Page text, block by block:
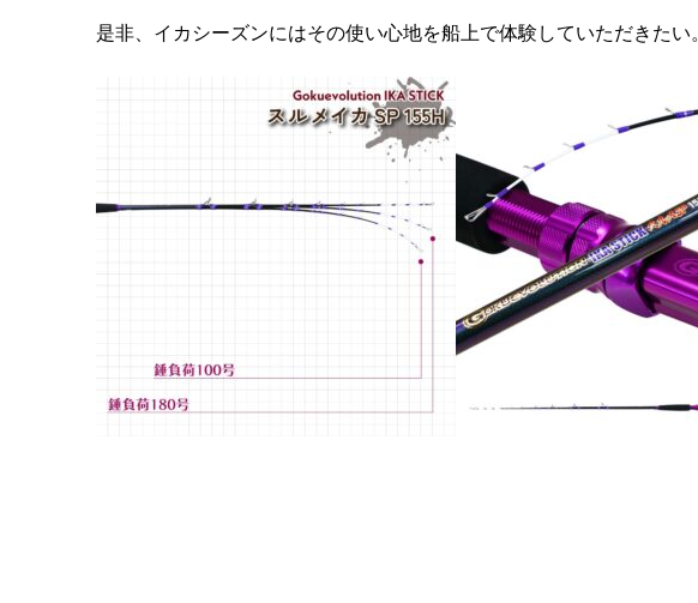
是非、イカシーズンにはその使い心地を船上で体験していただきたい。